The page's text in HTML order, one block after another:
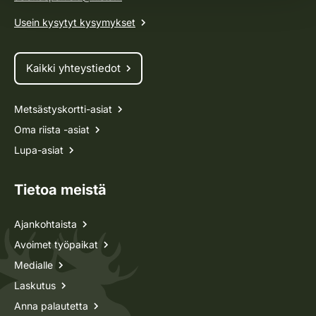
Usein kysytyt kysymykset
Kaikki yhteystiedot
Metsästyskortti-asiat
Oma riista -asiat
Lupa-asiat
Tietoa meistä
Ajankohtaista
Avoimet työpaikat
Medialle
Laskutus
Anna palautetta